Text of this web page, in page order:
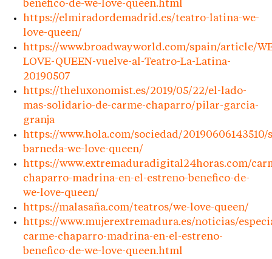
benefico-de-we-love-queen.html
https://elmiradordemadrid.es/teatro-latina-we-
love-queen/
https://www.broadwayworld.com/spain/article/
LOVE-QUEEN-vuelve-al-Teatro-La-Latina-
20190507
https://theluxonomist.es/2019/05/22/el-lado-
mas-solidario-de-carme-chaparro/pilar-garcia-
granja
https://www.hola.com/sociedad/20190606143510/
barneda-we-love-queen/
https://www.extremaduradigital24horas.com/
chaparro-madrina-en-el-estreno-benefico-de-
we-love-queen/
https://malasaña.com/teatros/we-love-queen/
https://www.mujerextremadura.es/noticias/
carme-chaparro-madrina-en-el-estreno-
benefico-de-we-love-queen.html